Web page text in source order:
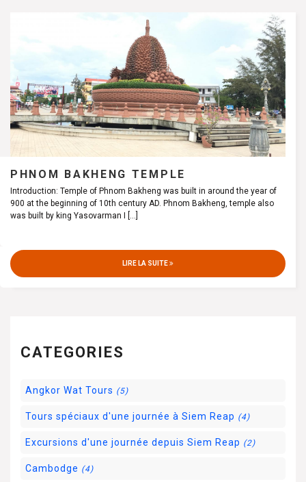
PHNOM BAKHENG TEMPLE
Introduction: Temple of Phnom Bakheng was built in around the year of
900 at the beginning of 10th century AD. Phnom Bakheng, temple also
was built by king Yasovarman I
LIRE LA SUITE
CATEGORIES
Angkor Wat Tours (5)
Tours spéciaux d'une journée à Siem Reap (4)
Excursions d'une journée depuis Siem Reap (2)
Cambodge (4)